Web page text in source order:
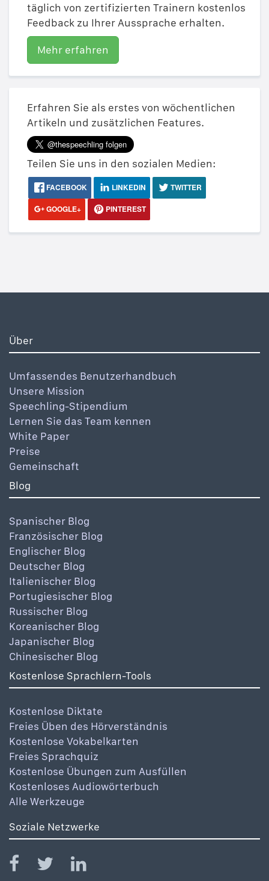
täglich von zertifizierten Trainern kostenlos
Feedback zu Ihrer Aussprache erhalten.
Mehr erfahren
Erfahren Sie als erstes von wöchentlichen
Artikeln und zusätzlichen Features.
Teilen Sie uns in den sozialen Medien:
FACEBOOK LINKEDIN
TWITTER
GOOGLE+
PINTEREST
Über
Umfassendes Benutzerhandbuch
Unsere Mission
Speechling-Stipendium
Lernen Sie das Team kennen
White Paper
Preise
Gemeinschaft
Blog
Spanischer Blog
Französischer Blog
Englischer Blog
Deutscher Blog
Italienischer Blog
Portugiesischer Blog
Russischer Blog
Koreanischer Blog
Japanischer Blog
Chinesischer Blog
Kostenlose Sprachlern-Tools
Kostenlose Diktate
Freies Üben des Hörverständnis
Kostenlose Vokabelkarten
Freies Sprachquiz
Kostenlose Übungen zum Ausfüllen
Kostenloses Audiowörterbuch
Alle Werkzeuge
Soziale Netzwerke